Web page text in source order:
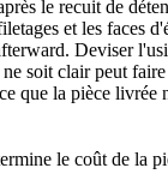
le recuit de
et les faces
Deviser
soit clair peut
que la pièce livrée
le coût de la